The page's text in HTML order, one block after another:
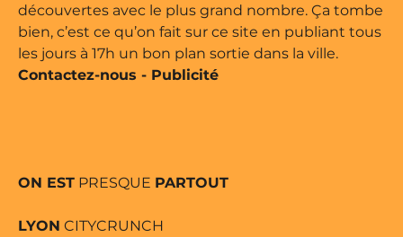
découvertes avec le plus grand nombre. Ça tombe
bien, c’est ce qu’on fait sur ce site en publiant tous
les jours à 17h un bon plan sortie dans la ville.
Contactez-nous - Publicité
ON EST PRESQUE PARTOUT
LYON CITYCRUNCH